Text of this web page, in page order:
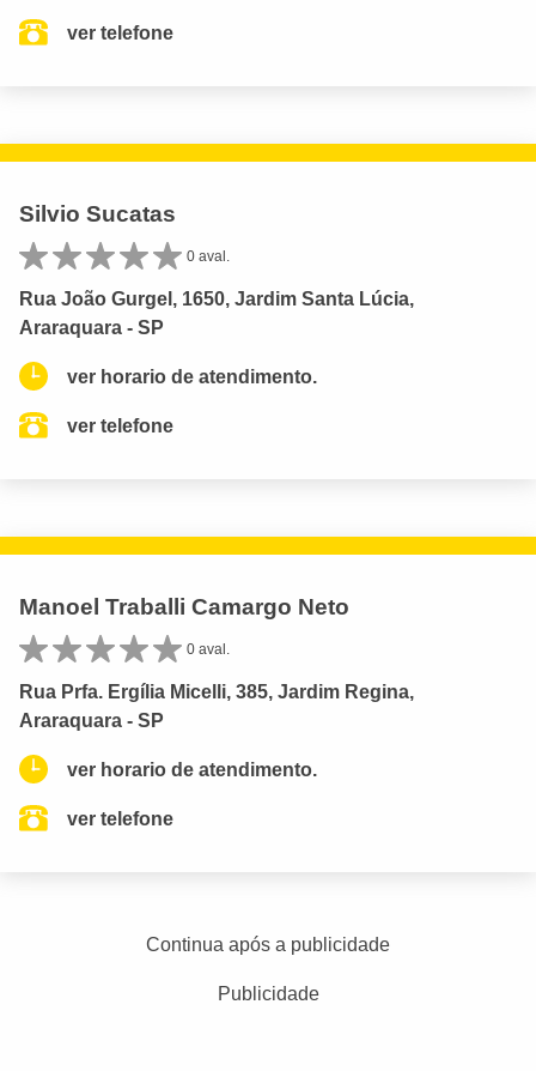
ver telefone
Silvio Sucatas
0 aval.
Rua João Gurgel, 1650, Jardim Santa Lúcia,
Araraquara - SP
ver horario de atendimento.
ver telefone
Manoel Traballi Camargo Neto
0 aval.
Rua Prfa. Ergília Micelli, 385, Jardim Regina,
Araraquara - SP
ver horario de atendimento.
ver telefone
Continua após a publicidade
Publicidade